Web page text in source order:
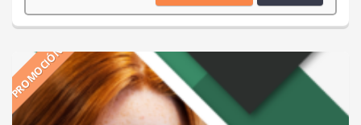
r
c
i
o
o
r
i
o
PROMOCIÓN